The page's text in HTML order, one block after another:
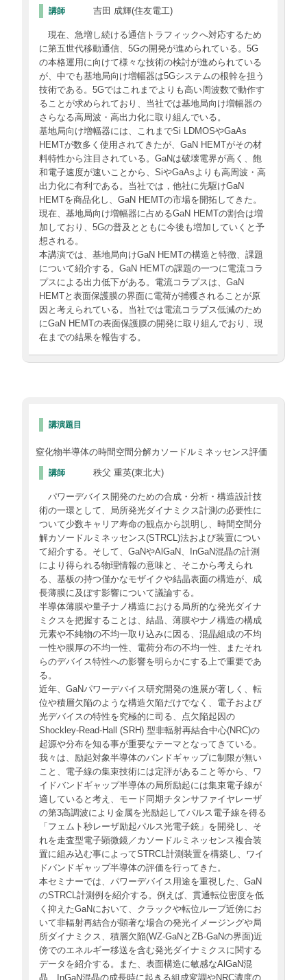
講師 吉田 成輝(住友電工)
現在、急増し続ける通信トラフィックへ対応するため
に第五世代移動通信、5Gの開発が進められている。5G
の本格運用に向けて様々な技術の検討が進められている
が、中でも基地局向け増幅器は5Gシステムの根幹を担う
技術である。5Gではこれまでよりも高い周波数で動作す
ることが求められており、当社では基地局向け増幅器の
さらなる高周波・高出力化に取り組んでいる。
基地局向け増幅器には、これまでSi LDMOSやGaAs
HEMTが数多く使用されてきたが、GaN HEMTがその材
料特性から注目されている。GaNは破壊電界が高く、飽
和電子速度が速いことから、SiやGaAsよりも高周波・高
出力化に有利である。当社では，他社に先駆けGaN
HEMTを商品化し、GaN HEMTの市場を開拓してきた。
現在、基地局向け増幅器に占めるGaN HEMTの割合は増
加しており、5Gの普及とともに今後も増加していくと予
想される。
本講演では、基地局向けGaN HEMTの構造と特徴、課題
について紹介する。GaN HEMTの課題の一つに電流コラ
プスによる出力低下がある。電流コラプスは、GaN
HEMTと表面保護膜の界面に電荷が捕獲されることが原
因と考えられている。当社では電流コラプス低減のため
にGaN HEMTの表面保護膜の開発に取り組んでおり、現
在までの結果を報告する。
講演題目
窒化物半導体の時間空間分解カソードルミネッセンス評価
講師 秩父 重英(東北大)
パワーデバイス開発のための合成・分析・構造設計技
術の一環として、局所発光ダイナミクス計測の必要性に
ついて少数キャリア寿命の観点から説明し、時間空間分
解カソードルミネッセンス(STRCL)法および装置につい
て紹介する。そして、GaNやAlGaN、InGaN混晶の計測
により得られる物理情報の意味と、そこから考えられ
る、基板の持つ僅かなモザイクや結晶表面の構造が、成
長薄膜に及ぼす影響について議論する。
半導体薄膜や量子ナノ構造における局所的な発光ダイナ
ミクスを把握することは、結晶、薄膜やナノ構造の構成
元素や不純物の不均一取り込みに因る、混晶組成の不均
一性や膜厚の不均一性、電荷分布の不均一性、またそれ
らのデバイス特性への影響を明らかにする上で重要であ
る。
近年、GaNパワーデバイス研究開発の進展が著しく、転
位や積層欠陥のような構造欠陥だけでなく、電子および
光デバイスの特性を究極的に司る、点欠陥起因の
Shockley-Read-Hall (SRH) 型非輻射再結合中心(NRC)の
起源や分布を知る事が重要なテーマとなってきている。
我々は、励起対象半導体のバンドギャップに制限が無い
こと、電子線の集束技術には定評があること等から、ワ
イドバンドギャップ半導体の局所励起には集束電子線が
適していると考え、モード同期チタンサファイヤレーザ
の第3高調波により金属を光励起してパルス電子線を得る
「フェムト秒レーザ励起パルス光電子銃」を開発し、そ
れを走査型電子顕微鏡／カソードルミネッセンス複合装
置に組み込む事によってSTRCL計測装置を構築し、ワイ
ドバンドギャップ半導体の評価を行ってきた。
本セミナーでは、パワーデバイス用途を重視した、GaN
のSTRCL計測例を紹介する。例えば、貫通転位密度を低
く抑えたGaNにおいて、クラックや転位ループ近傍にお
いて非輻射再結合が顕著な場合の発光イメージングや局
所ダイナミクス、積層欠陥(WZ-GaNとZB-GaNの界面)近
傍でのエネルギー移送を含む発光ダイナミクスに関する
データを紹介する。また、表面構造に敏感なAlGaN混
晶、InGaN混晶の成長時に起きる組成変調やNRC濃度の